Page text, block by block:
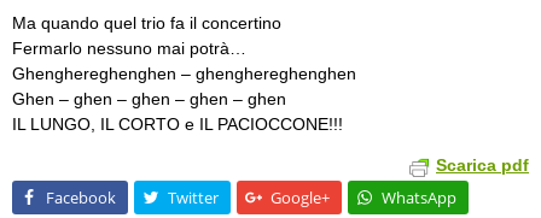
Ma quando quel trio fa il concertino
Fermarlo nessuno mai potrà…
Ghenghereghenghen – ghenghereghenghen
Ghen – ghen – ghen – ghen – ghen
IL LUNGO, IL CORTO e IL PACIOCCONE!!!
Scarica pdf
Facebook Twitter Google+
WhatsApp